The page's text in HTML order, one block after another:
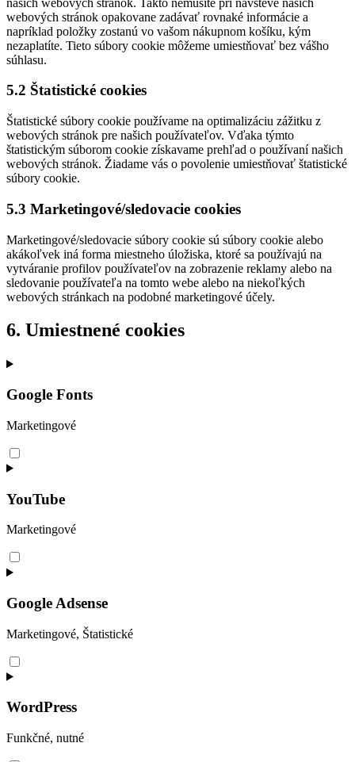
webových stránok opakovane zadávať rovnaké informácie a
napríklad položky zostanú vo vašom nákupnom košíku, kým
nezaplatíte. Tieto súbory cookie môžeme umiestňovať bez vášho
súhlasu.
5.2 Štatistické cookies
Štatistické súbory cookie používame na optimalizáciu zážitku z
webových stránok pre našich používateľov. Vďaka týmto
štatistickým súborom cookie získavame prehľad o používaní našich
webových stránok. Žiadame vás o povolenie umiestňovať štatistické
súbory cookie.
5.3 Marketingové/sledovacie cookies
Marketingové/sledovacie súbory cookie sú súbory cookie alebo
akákoľvek iná forma miestneho úložiska, ktoré sa používajú na
vytváranie profilov používateľov na zobrazenie reklamy alebo na
sledovanie používateľa na tomto webe alebo na niekoľkých
webových stránkach na podobné marketingové účely.
6. Umiestnené cookies
Google Fonts
Marketingové
Consent
to
google-
fonts
YouTube
Marketingové
Consent
to
youtube
Google Adsense
Marketingové, Štatistické
Consent
to
google-
WordPress
Funkčné, nutné